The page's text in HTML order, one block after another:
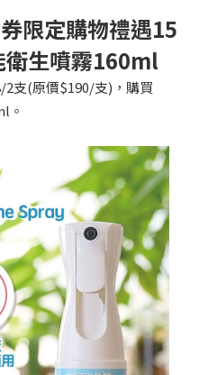
限定購物禮遇15
衛生噴霧160ml
2支(原價$190/支)，購買
。